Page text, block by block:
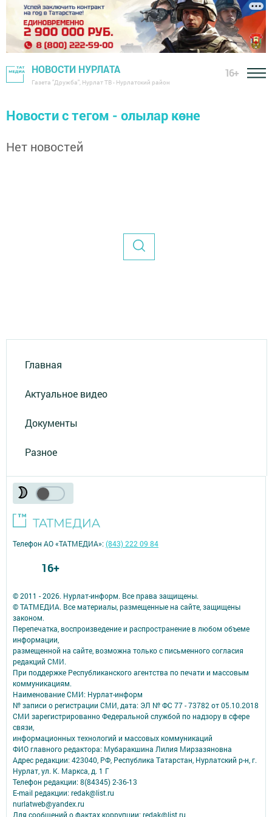
НОВОСТИ НУРЛАТА
Газета "Дружба", Нурлат ТВ - Нурлатский район
16+
Новости с тегом - олылар көне
Нет новостей
Главная
Актуальное видео
Документы
Разное
© 2011 - 2026. Нурлат-⁠информ. Все права защищены.
© ТАТМЕДИА. Все материалы, размещенные на сайте, защищены
законом.
Перепечатка, воспроизведение и распространение в любом объеме
информации,
размещенной на сайте, возможна только с письменного согласия
редакций СМИ.
При поддержке Республиканского агентства по печати и массовым
коммуникациям.
Наименование СМИ: Нурлат-⁠информ
№ записи о регистрации СМИ, дата: ЭЛ № ФС 77 -⁠ 73782 от 05.10.2018
СМИ зарегистрированно Федеральной службой по надзору в сфере
связи,
информационных технологий и массовых коммуникаций
ФИО главного редактора: Мубаракшина Лилия Мирзазяновна
Адрес редакции: 423040, РФ, Республика Татарстан, Нурлатский р-н, г.
Нурлат, ул. К. Маркса, д. 1 Г
Телефон редакции: 8(84345) 2-36-13
E-mail редакции: redak@list.ru
nurlatweb@yandex.ru
Для сообщений о фактах коррупции: redak@list.ru ,
Телефон АО «ТАТМЕДИА»:(843) 222 09 84
16+